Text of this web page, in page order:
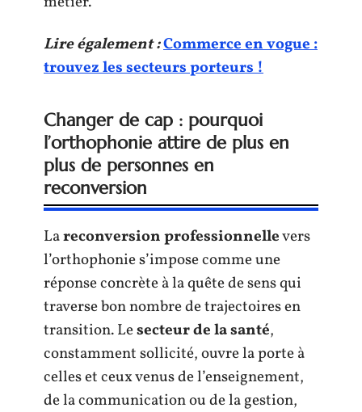
Lire également :Commerce en vogue :
trouvez les secteurs porteurs !
Changer de cap : pourquoi
l’orthophonie attire de plus en
plus de personnes en
reconversion
Lareconversion professionnellevers
l’orthophonie s’impose comme une
réponse concrète à la quête de sens qui
traverse bon nombre de trajectoires en
transition. Lesecteur de la santé,
constamment sollicité, ouvre la porte à
celles et ceux venus de l’enseignement,
de la communication ou de la gestion,